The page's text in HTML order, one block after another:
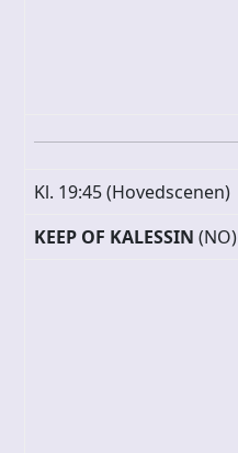
Kl. 19:45 (Hovedscenen)
KEEP OF KALESSIN (NO)